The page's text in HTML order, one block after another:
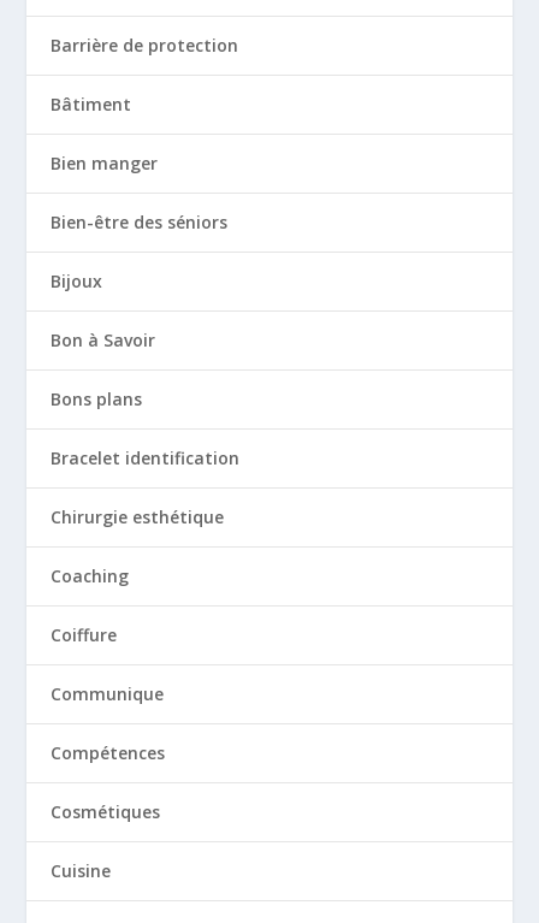
Barrière de protection
Bâtiment
Bien manger
Bien-être des séniors
Bijoux
Bon à Savoir
Bons plans
Bracelet identification
Chirurgie esthétique
Coaching
Coiffure
Communique
Compétences
Cosmétiques
Cuisine